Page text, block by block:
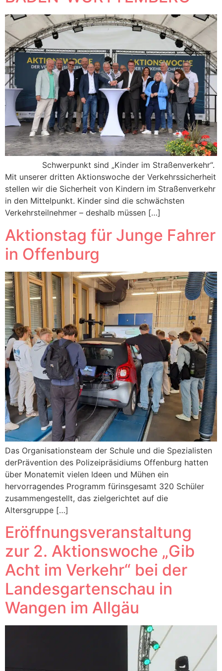
Schwerpunkt sind „Kinder im Straßenverkehr“.
Mit unserer dritten Aktionswoche der Verkehrssicherheit
stellen wir die Sicherheit von Kindern im Straßenverkehr
in den Mittelpunkt. Kinder sind die schwächsten
Verkehrsteilnehmer – deshalb müssen […]
Aktionstag für Junge Fahrer
in Offenburg
Das Organisationsteam der Schule und die Spezialisten
derPrävention des Polizeipräsidiums Offenburg hatten
über Monatemit vielen Ideen und Mühen ein
hervorragendes Programm fürinsgesamt 320 Schüler
zusammengestellt, das zielgerichtet auf die
Altersgruppe […]
Eröffnungsveranstaltung
zur 2. Aktionswoche „Gib
Acht im Verkehr“ bei der
Landesgartenschau in
Wangen im Allgäu